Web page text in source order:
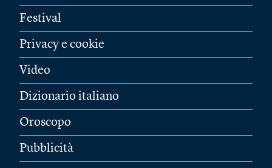
Festival
Privacy e cookie
Video
Dizionario italiano
Oroscopo
Pubblicità